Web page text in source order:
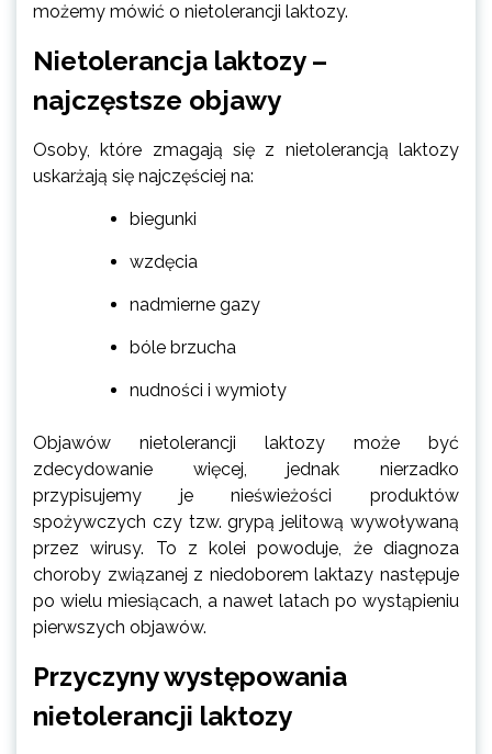
możemy mówić o nietolerancji laktozy.
Nietolerancja laktozy –
najczęstsze objawy
Osoby, które zmagają się z nietolerancją laktozy
uskarżają się najczęściej na:
biegunki
wzdęcia
nadmierne gazy
bóle brzucha
nudności i wymioty
Objawów nietolerancji laktozy może być
zdecydowanie więcej, jednak nierzadko
przypisujemy je nieświeżości produktów
spożywczych czy tzw. grypą jelitową wywoływaną
przez wirusy. To z kolei powoduje, że diagnoza
choroby związanej z niedoborem laktazy następuje
po wielu miesiącach, a nawet latach po wystąpieniu
pierwszych objawów.
Przyczyny występowania
nietolerancji laktozy